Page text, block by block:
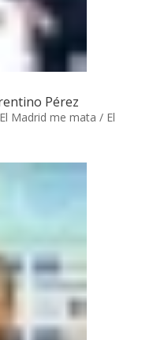
Pérez
Madrid me mata / El